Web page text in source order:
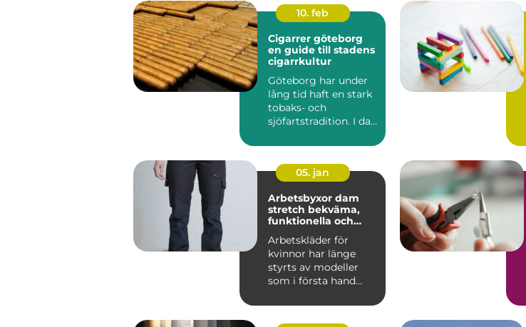
10. feb
Cigarrer göteborg
en guide till stadens
cigarrkultur
Göteborg har under
lång tid haft en stark
tobaks- och
sjöfartstradition. I dag
05. jan
Arbetsbyxor dam
stretch bekväma,
funktionella och
Arbetskläder för
kvinnor har länge
styrts av modeller
som i första hand